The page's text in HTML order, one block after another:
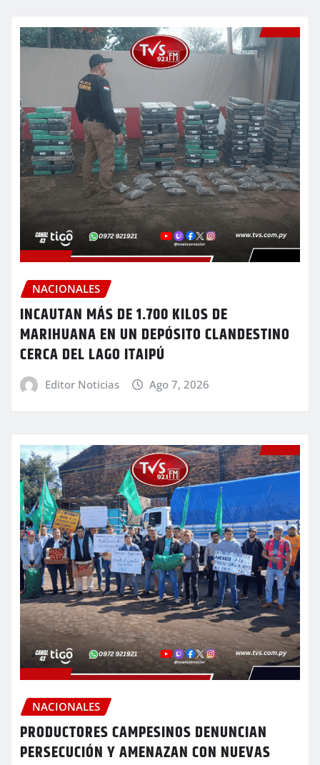
NACIONALES
INCAUTAN MÁS DE 1.700 KILOS DE
MARIHUANA EN UN DEPÓSITO CLANDESTINO
CERCA DEL LAGO ITAIPÚ
Editor Noticias Ago 7, 2026
NACIONALES
PRODUCTORES CAMPESINOS DENUNCIAN
PERSECUCIÓN Y AMENAZAN CON NUEVAS